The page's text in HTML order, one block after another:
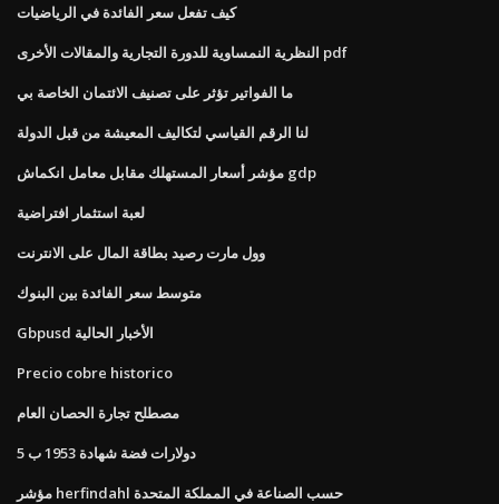
كيف تفعل سعر الفائدة في الرياضيات
النظرية النمساوية للدورة التجارية والمقالات الأخرى pdf
ما الفواتير تؤثر على تصنيف الائتمان الخاصة بي
لنا الرقم القياسي لتكاليف المعيشة من قبل الدولة
مؤشر أسعار المستهلك مقابل معامل انكماش gdp
لعبة استثمار افتراضية
وول مارت رصيد بطاقة المال على الانترنت
متوسط ​​سعر الفائدة بين البنوك
Gbpusd الأخبار الحالية
Precio cobre historico
مصطلح تجارة الحصان العام
5 دولارات فضة شهادة 1953 ب
مؤشر herfindahl حسب الصناعة في المملكة المتحدة